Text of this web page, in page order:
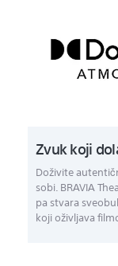
Zvuk koji
Doživite
sobi. BRAVIA
pa stvara
koji oživljava